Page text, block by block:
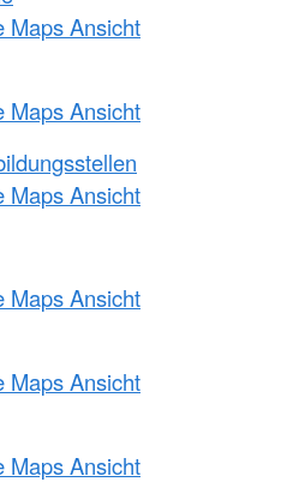
Maps Ansicht
Maps Ansicht
Maps Ansicht
Maps Ansicht
Maps Ansicht
Maps Ansicht